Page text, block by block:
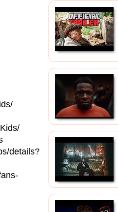
details?